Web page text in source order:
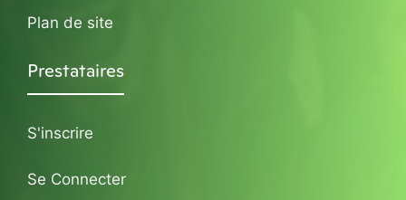
Plan de site
Prestataires
S'inscrire
Se Connecter